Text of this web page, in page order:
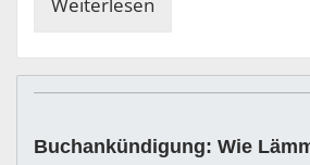
Weiterlesen
Buchankündigung: Wie